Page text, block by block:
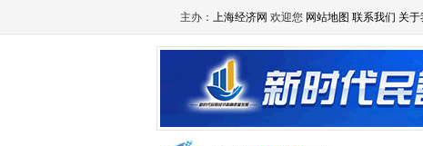
主办： 上海经济网 欢迎您 网站地图 联系我们 关于